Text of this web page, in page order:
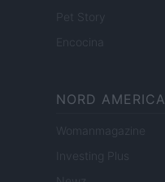
Encocina
NORD AMERICA
Womanmagazine
Investing Plus